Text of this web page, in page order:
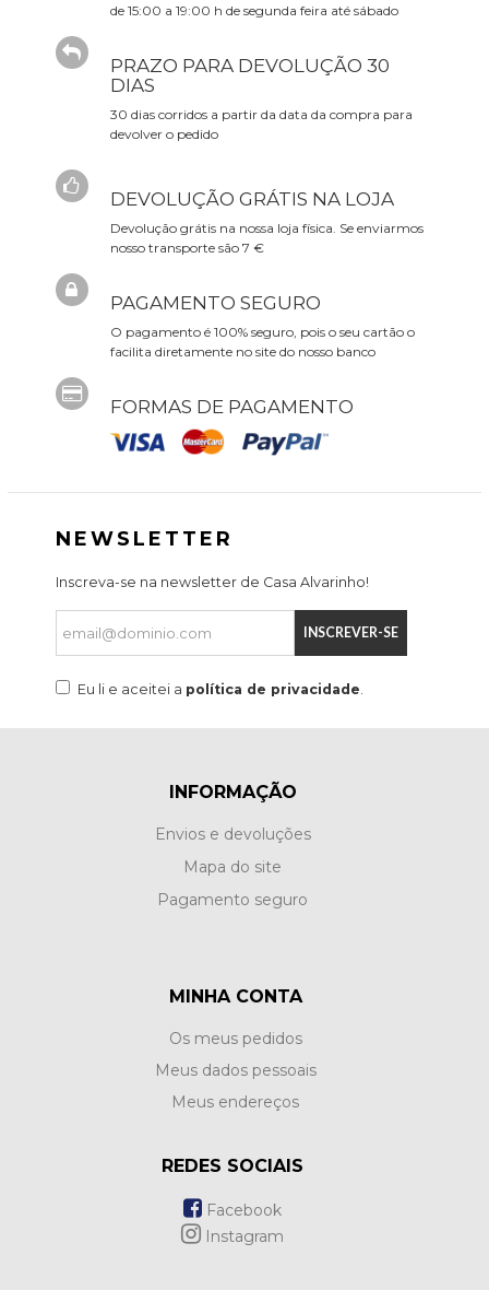
de 15:00 a 19:00 h de segunda feira até sábado
PRAZO PARA DEVOLUÇÃO 30
DIAS
30 dias corridos a partir da data da compra para
devolver o pedido
DEVOLUÇÃO GRÁTIS NA LOJA
Devolução grátis na nossa loja física. Se enviarmos
nosso transporte são 7 €
PAGAMENTO SEGURO
O pagamento é 100% seguro, pois o seu cartão o
facilita diretamente no site do nosso banco
FORMAS DE PAGAMENTO
NEWSLETTER
Inscreva-se na newsletter de Casa Alvarinho!
INSCREVER-SE
Eu li e aceitei a política de privacidade.
INFORMAÇÃO
Envios e devoluções
Mapa do site
Pagamento seguro
MINHA CONTA
Os meus pedidos
Meus dados pessoais
Meus endereços
REDES SOCIAIS
Facebook
Instagram